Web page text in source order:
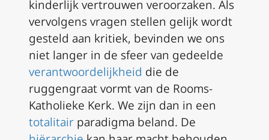
kinderlijk vertrouwen veroorzaken. Als
vervolgens vragen stellen gelijk wordt
gesteld aan kritiek, bevinden we ons
niet langer in de sfeer van gedeelde
verantwoordelijkheid die de
ruggengraat vormt van de Rooms-
Katholieke Kerk. We zijn dan in een
totalitair paradigma beland. De